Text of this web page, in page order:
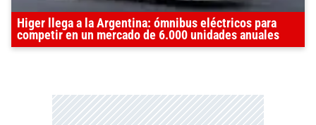
Higer llega a la Argentina: ómnibus eléctricos para
competir en un mercado de 6.000 unidades anuales